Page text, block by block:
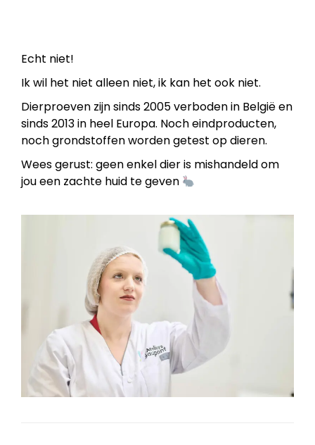
Echt niet!
Ik wil het niet alleen niet, ik kan het ook niet.
Dierproeven zijn sinds 2005 verboden in België en
sinds 2013 in heel Europa. Noch eindproducten,
noch grondstoffen worden getest op dieren.
Wees gerust: geen enkel dier is mishandeld om
jou een zachte huid te geven